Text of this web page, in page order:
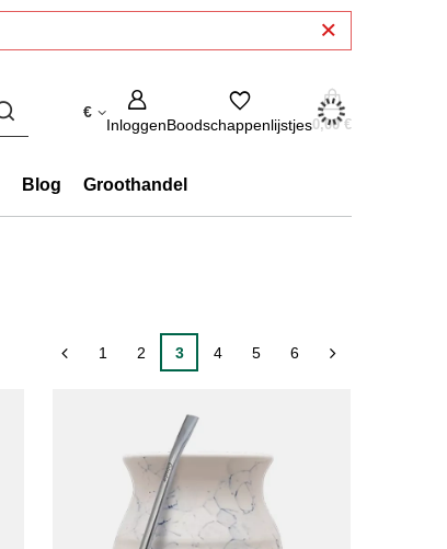
€
InloggenBoodschappenlijstjes0,00 €
Blog Groothandel
1 2 3 4 5 6